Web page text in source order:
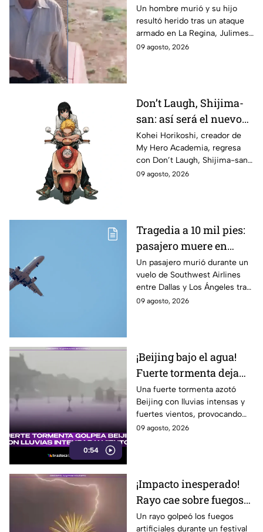
responsable de ataque
que dejó un muerto en
Julimes
Un hombre murió y su hijo
resultó herido tras un ataque
armado en La Regina, Julimes.
El presunto responsable ya
09 agosto, 2026
Don’t Laugh, Shijima-
san: así será el nuevo
manga de terror de
Kohei Horikoshi, autor
de My Hero Academia
Kohei Horikoshi, creador de
My Hero Academia, regresa
con Don’t Laugh, Shijima-san,
un one-shot de terror de 61
09 agosto, 2026
Tragedia a 10 mil pies:
pasajero muere en
pleno vuelo tras
emergencia médica,
¿qué pasó?
Un pasajero murió durante un
vuelo de Southwest Airlines
entre Dallas y Los Ángeles tras
sufrir una emergencia médica.
09 agosto, 2026
0:54
¡Beijing bajo el agua!
Fuerte tormenta deja
lluvias y vientos
Una fuerte tormenta azotó
Beijing con lluvias intensas y
fuertes vientos, provocando
complicaciones y
09 agosto, 2026
¡Impacto inesperado!
Rayo cae sobre fuegos
artificiales en Japón
Un rayo golpeó los fuegos
artificiales durante un festival